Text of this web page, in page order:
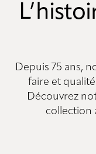
Depuis 75 ans,
faire et
Découvrez
collection